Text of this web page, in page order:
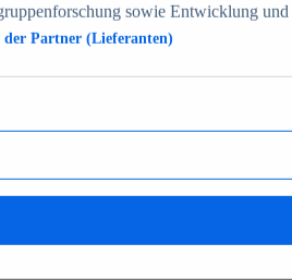
70+
und -prognosen
sowie Entwicklung
der Partner (Lieferanten)